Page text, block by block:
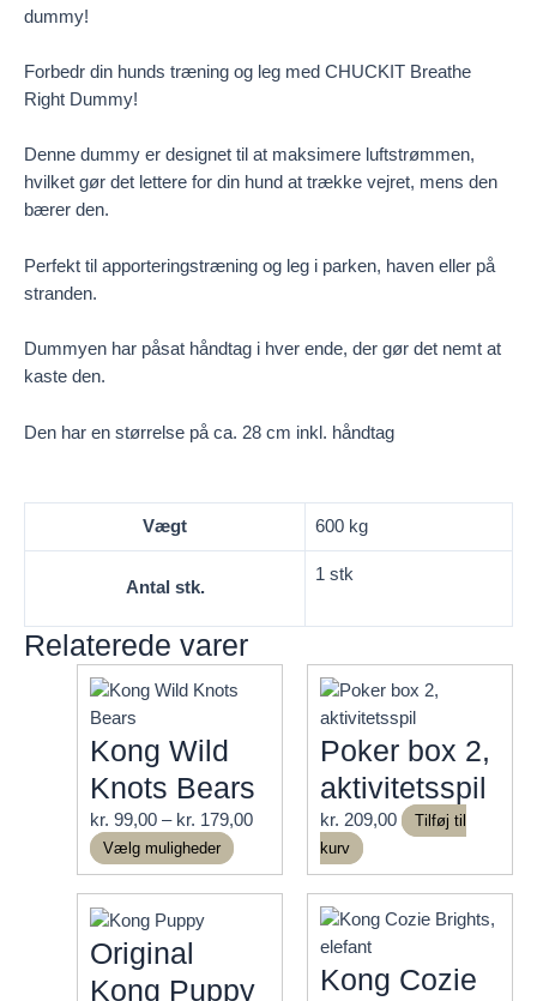
dummy!
Forbedr din hunds træning og leg med CHUCKIT Breathe
Right Dummy!
Denne dummy er designet til at maksimere luftstrømmen,
hvilket gør det lettere for din hund at trække vejret, mens den
bærer den.
Perfekt til apporteringstræning og leg i parken, haven eller på
stranden.
Dummyen har påsat håndtag i hver ende, der gør det nemt at
kaste den.
Den har en størrelse på ca. 28 cm inkl. håndtag
Vægt 600 kg
Antal stk.
1 stk
Relaterede varer
Kong Wild
Knots Bears
kr. 99,00 – kr. 179,00Prisinterval:
til
Vælg muligheder
Dette
vare
Mulighederne
Poker box 2,
aktivitetsspil
kr. 209,00
Tilføj til
kurv
Original
Kong Puppy
Kong Cozie